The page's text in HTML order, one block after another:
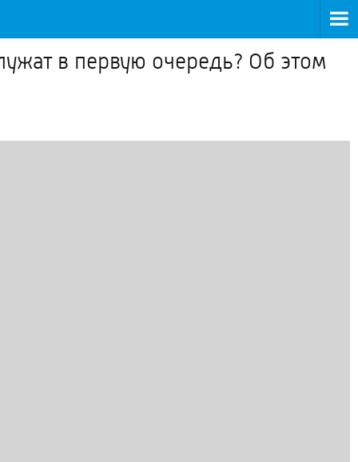
в первую очередь? Об этом